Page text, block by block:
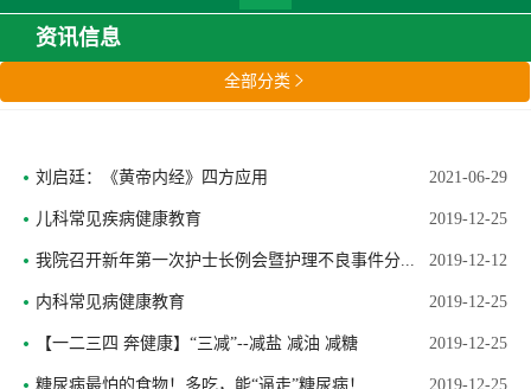
资讯信息
全部分类
刘启廷：《黄帝内经》四方应用 2021-06-29
儿科常见疾病健康教育 2019-12-25
我院召开新年第一次护士长例会暨护理不良事件分... 2019-12-12
内科常见病健康教育 2019-12-25
【一二三四 奔健康】“三减”--减盐 减油 减糖 2019-12-25
糖尿病最怕的食物！多吃，能“逼走”糖尿病！ 2019-12-25